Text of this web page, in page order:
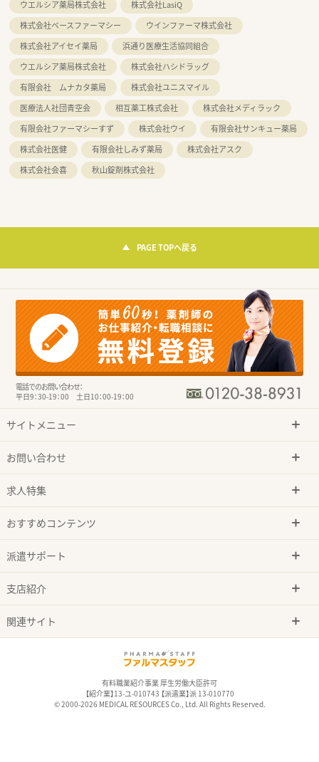
ウエルシア薬局株式会社
株式会社LasiQ
株式会社ベースファーマシー
ウインファーマ株式会社
株式会社アイセイ薬局
浜通り医療生活協同組合
ウエルシア薬局株式会社
株式会社ハシドラッグ
有限会社 ムナカタ薬局
株式会社ユニスマイル
医療法人社団青空会
相互薬工株式会社
株式会社メディラック
有限会社ファーマシーすず
株式会社ウイ
有限会社サンキュー薬局
株式会社医健
有限会社しみず薬局
株式会社アスク
株式会社会喜
秋山錠剤株式会社
PAGE TOPへ戻る
電話でのお問い合わせ：
平日9：30-19：00 土日10：00-19：00
サイトメニュー
お問い合わせ
求人特集
おすすめコンテンツ
派遣サポート
支店紹介
関連サイト
有料職業紹介事業 厚生労働大臣許可
【紹介業】13-ユ-010743 【派遣業】派 13-010770
© 2000-2026 MEDICAL RESOURCES Co., Ltd. All Rights Reserved.